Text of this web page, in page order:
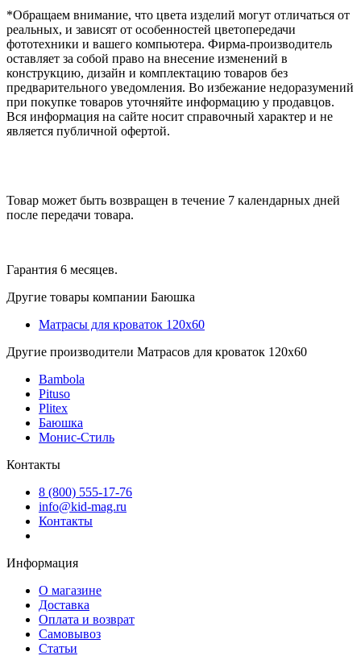
*Обращаем внимание, что цвета изделий могут отличаться от
реальных, и зависят от особенностей цветопередачи
фототехники и вашего компьютера. Фирма-производитель
оставляет за собой право на внесение изменений в
конструкцию, дизайн и комплектацию товаров без
предварительного уведомления. Во избежание недоразумений
при покупке товаров уточняйте информацию у продавцов.
Вся информация на сайте носит справочный характер и не
является публичной офертой.
Товар может быть возвращен в течение 7 календарных дней
после передачи товара.
Гарантия 6 месяцев.
Другие товары компании Баюшка
Матрасы для кроваток 120х60
Другие производители Матрасов для кроваток 120х60
Bambola
Pituso
Plitex
Баюшка
Монис-Стиль
Контакты
8 (800) 555-17-76
info@kid-mag.ru
Контакты
Информация
О магазине
Доставка
Оплата и возврат
Самовывоз
Статьи